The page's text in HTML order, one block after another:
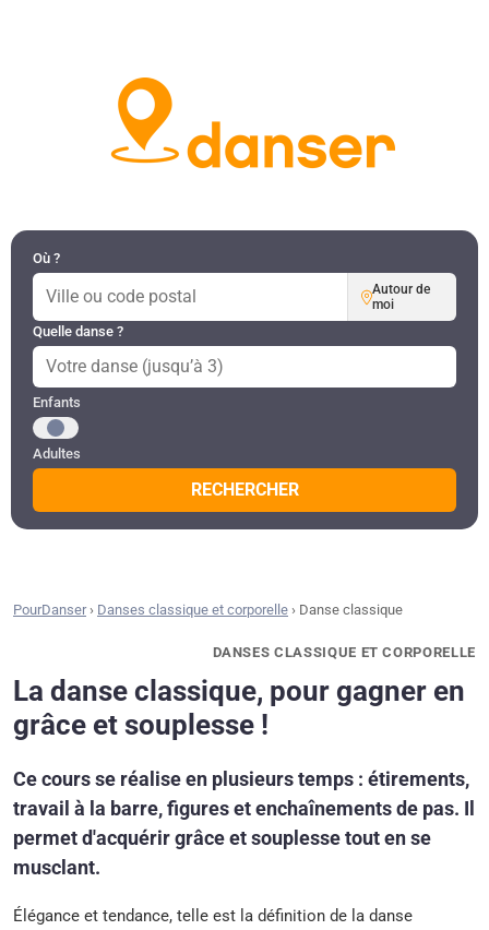
Où ?
Autour de
moi
Quelle danse ?
Public recherché
Enfants
Adultes
RECHERCHER
PourDanser› Danses classique et corporelle › Danse classique
DANSES CLASSIQUE ET CORPORELLE
La danse classique, pour gagner en
grâce et souplesse !
Ce cours se réalise en plusieurs temps : étirements,
travail à la barre, figures et enchaînements de pas. Il
permet d'acquérir grâce et souplesse tout en se
musclant.
Élégance et tendance, telle est la définition de la danse